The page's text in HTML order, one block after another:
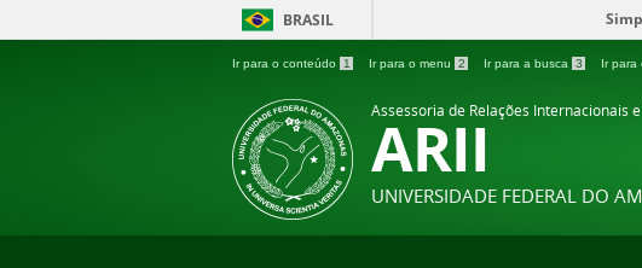
BRASIL
Ir para o conteúdo 1 Ir para o menu 2 Ir para a busca 3 Ir para
Assessoria de Relações Internacionais
ARII
UNIVERSIDADE FEDERAL DO